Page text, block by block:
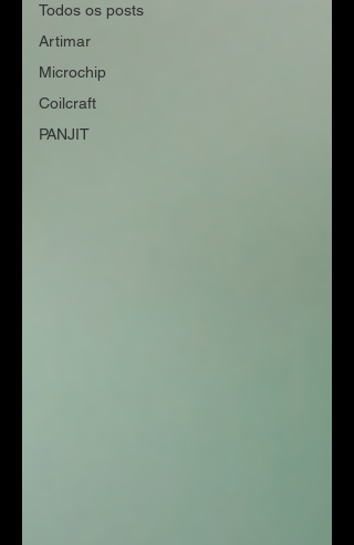
Todos os posts
Artimar
Microchip
Coilcraft
PANJIT